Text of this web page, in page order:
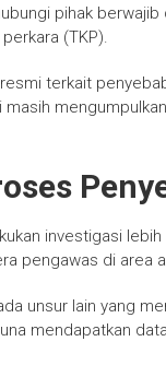
pihak berwajib
(TKP).
terkait
investigasi
pengawas di area
unsur lain yang
mendapatkan